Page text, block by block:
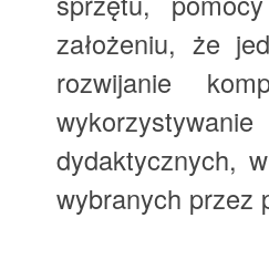
założeniu, że
rozwijanie
dydaktycznych,
wybranych przez